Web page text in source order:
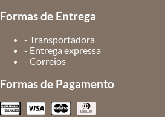
Formas de Entrega
- Transportadora
- Entrega expressa
- Correios
Formas de Pagamento